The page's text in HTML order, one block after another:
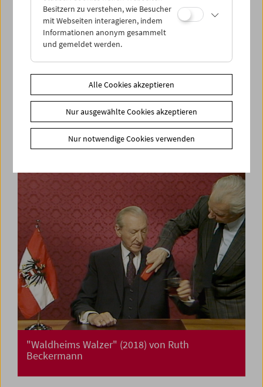
In person: Deborah Stratman
"Waldheims Walzer" (2018) von Ruth
Beckermann
Besitzern zu verstehen, wie Besucher
mit Webseiten interagieren, indem
Informationen anonym gesammelt
und gemeldet werden.
Alle Cookies akzeptieren
Nur ausgewählte Cookies akzeptieren
Nur notwendige Cookies verwenden